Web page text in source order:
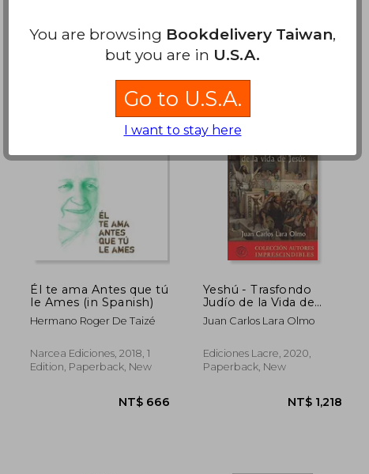
Él te ama Antes que tú
le Ames (in Spanish)
Hermano Roger De Taizé
Narcea Ediciones, 2018, 1
Edition, Paperback, New
Yeshú - Trasfondo
Judío de la Vida de
Jesús (in Spanish)
Juan Carlos Lara Olmo
Ediciones Lacre, 2020,
Paperback, New
You are browsing Bookdelivery Taiwan,
but you are in U.S.A.
Go to U.S.A.
I want to stay here